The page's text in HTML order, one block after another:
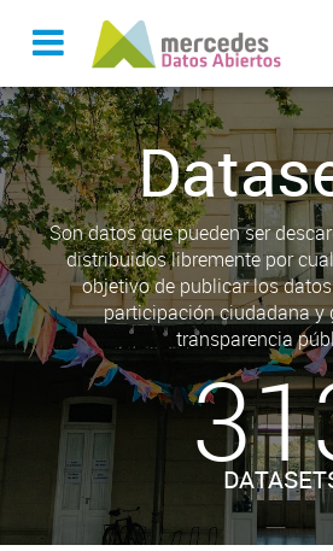
Son datos que pueden ser
distribuidos libremente por
objetivo de publicar los
participación ciudadana y
transparencia